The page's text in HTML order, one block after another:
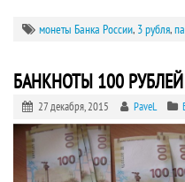
монеты Банка России, 3 рубля,
БАНКНОТЫ 100
27 декабря, 2015 PaveL